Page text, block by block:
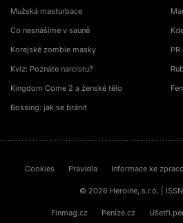
Mužská masturbace
Co nesnášíme v sauně
Korejské zombie masky
Kvíz: Poznáte narcistu?
Kingdom Come 2 a ženské tělo
Bossing: jak se bránit
Cookies Pravidla Informace ke
© 2026 Heroine, s.r.o. |
Finmag.cz Peníze.cz